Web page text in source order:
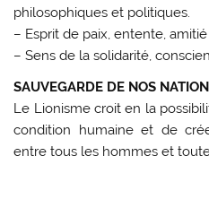
philosophiques et politiques.
– Esprit de paix, entente,
– Sens de la solidarité,
SAUVEGARDE DE NOS
Le Lionisme croit en la
condition humaine et de
entre tous les hommes et